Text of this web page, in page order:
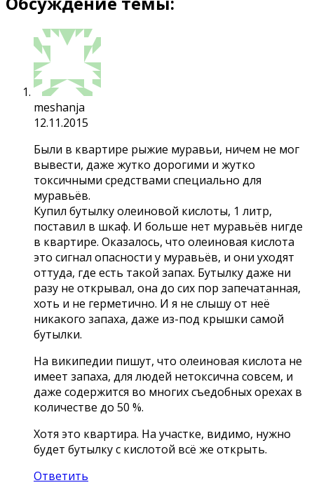
meshanja
12.11.2015
Были в квартире рыжие муравьи, ничем не мог
вывести, даже жутко дорогими и жутко
токсичными средствами специально для
муравьёв.
Купил бутылку олеиновой кислоты, 1 литр,
поставил в шкаф. И больше нет муравьёв нигде
в квартире. Оказалось, что олеиновая кислота
это сигнал опасности у муравьёв, и они уходят
оттуда, где есть такой запах. Бутылку даже ни
разу не открывал, она до сих пор запечатанная,
хоть и не герметично. И я не слышу от неё
никакого запаха, даже из-под крышки самой
бутылки.
На википедии пишут, что олеиновая кислота не
имеет запаха, для людей нетоксична совсем, и
даже содержится во многих съедобных орехах в
количестве до 50 %.
Хотя это квартира. На участке, видимо, нужно
будет бутылку с кислотой всё же открыть.
Ответить